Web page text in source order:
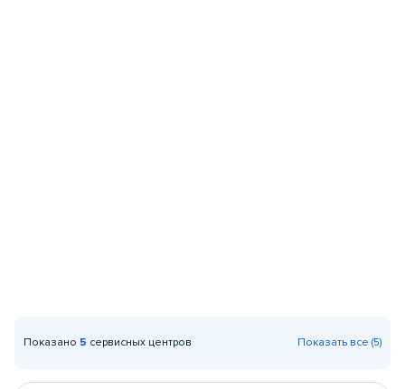
Показано 5 сервисных центров Показать все (5)